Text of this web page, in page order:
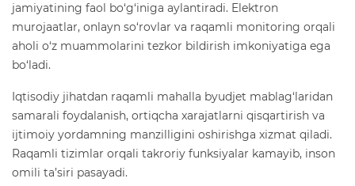
jamiyatining faol bo‘g‘iniga aylantiradi. Elektron
murojaatlar, onlayn so‘rovlar va raqamli monitoring orqali
aholi o‘z muammolarini tezkor bildirish imkoniyatiga ega
bo‘ladi.
Iqtisodiy jihatdan raqamli mahalla byudjet mablag‘laridan
samarali foydalanish, ortiqcha xarajatlarni qisqartirish va
ijtimoiy yordamning manzilligini oshirishga xizmat qiladi.
Raqamli tizimlar orqali takroriy funksiyalar kamayib, inson
omili ta’siri pasayadi.